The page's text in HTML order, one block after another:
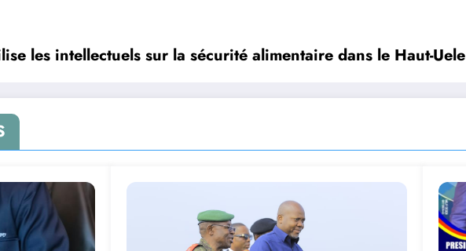
les intellectuels sur la sécurité alimentaire dans le Haut-Uele